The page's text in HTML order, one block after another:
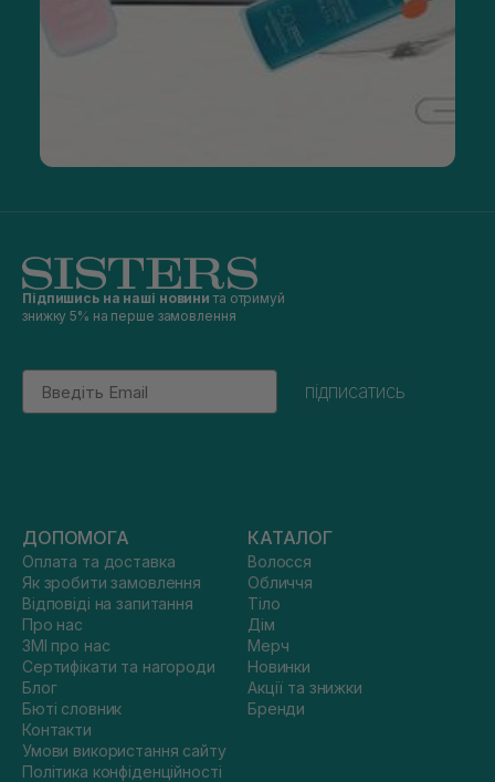
Підпишись на наші новини та отримуй
знижку 5% на перше замовлення
Email
підписатись
ДОПОМОГА
Оплата та доставка
Як зробити замовлення
Відповіді на запитання
Про нас
ЗМІ про нас
Сертифікати та нагороди
Блог
Бюті словник
Контакти
Умови використання сайту
Політика конфіденційності
КАТАЛОГ
Волосся
Обличчя
Тіло
Дім
Мерч
Новинки
Акції та знижки
Бренди